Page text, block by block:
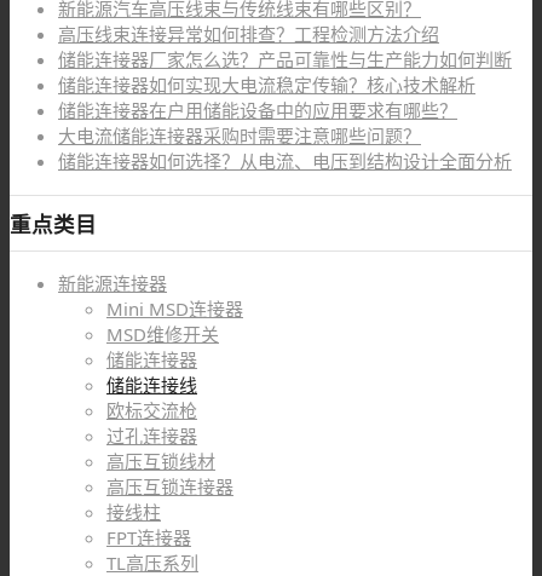
新能源汽车高压线束与传统线束有哪些区别？
高压线束连接异常如何排查？工程检测方法介绍
储能连接器厂家怎么选？产品可靠性与生产能力如何判断
储能连接器如何实现大电流稳定传输？核心技术解析
储能连接器在户用储能设备中的应用要求有哪些？
大电流储能连接器采购时需要注意哪些问题？
储能连接器如何选择？从电流、电压到结构设计全面分析
重点类目
新能源连接器
Mini MSD连接器
MSD维修开关
储能连接器
储能连接线
欧标交流枪
过孔连接器
高压互锁线材
高压互锁连接器
接线柱
FPT连接器
TL高压系列